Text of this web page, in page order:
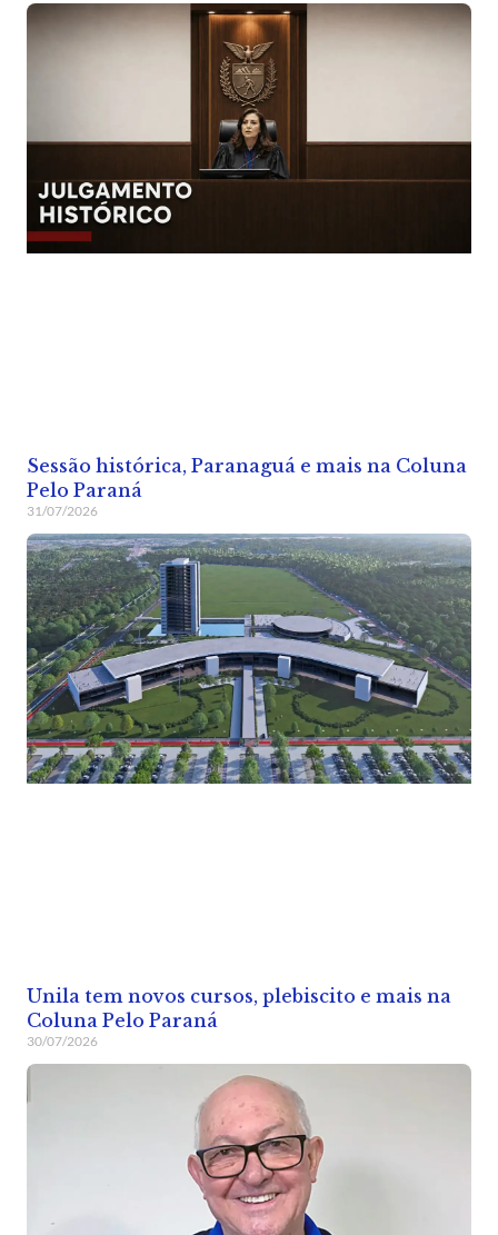
Sessão histórica, Paranaguá e mais na Coluna
Pelo Paraná
31/07/2026
Unila tem novos cursos, plebiscito e mais na
Coluna Pelo Paraná
30/07/2026